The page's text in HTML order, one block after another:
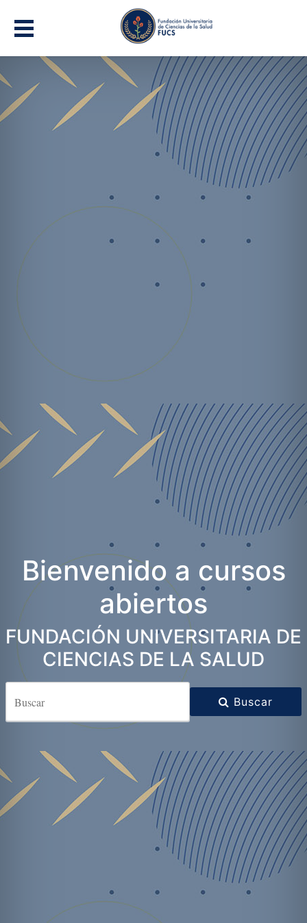
Bienvenido a cursos
abiertos
FUNDACIÓN UNIVERSITARIA DE
CIENCIAS DE LA SALUD
Buscar